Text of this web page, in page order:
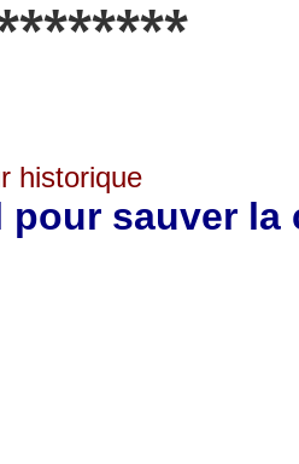
historique
pour sauver